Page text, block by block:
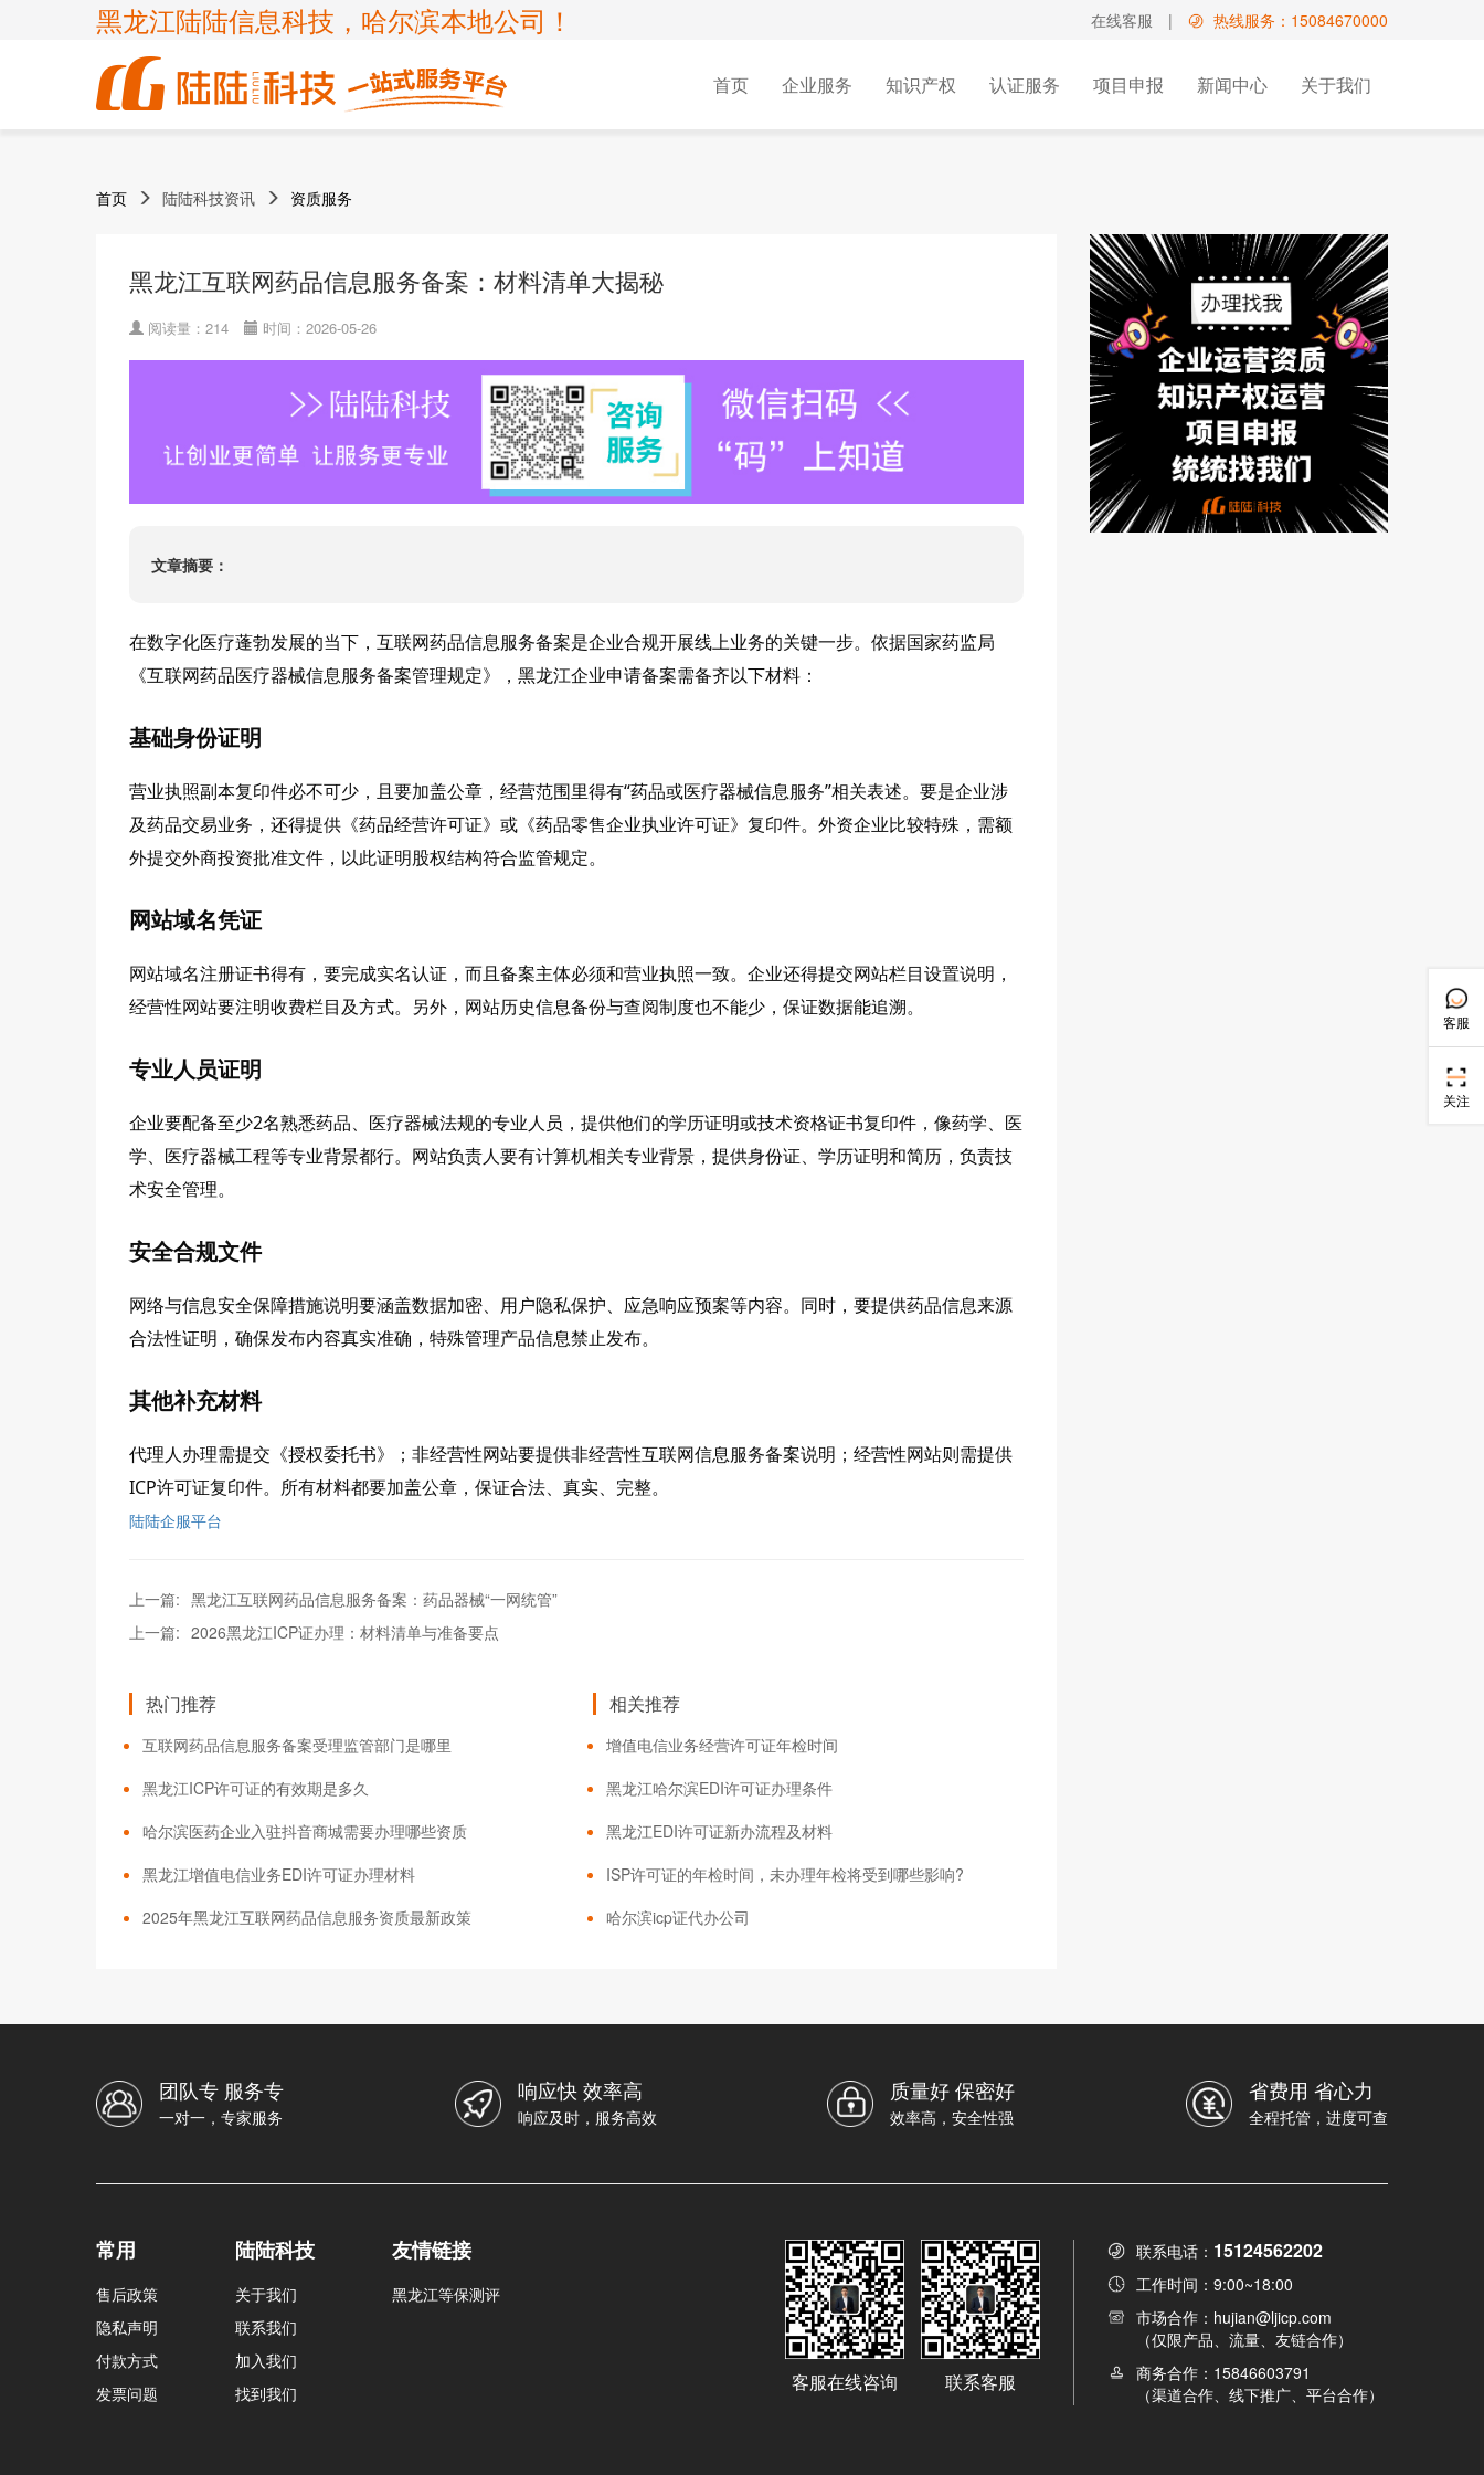
客服
关注
黑龙江陆陆信息科技，哈尔滨本地公司！ 在线客服 | 热线服务：15084670000
首页 企业服务
企业服务
APPLICATION CONDITIONS
呼叫中心业务
外资经营电信业务
数据传送业务
许可证年审
诊所备案
中医诊所备案
文化出版
影视/教育/医疗类
其他
知识产权
知识产权
商标疑难
等保评测报告
软件产品登记
专利购买
集成电路布图设计登记证书
认证服务
认证服务
ISO14001
ISO27001
ISO20000
FSC森林认证
ISO22000
IATF16949
AAA信用认证
信息化建设及服务能力评价
项目申报
项目申报
双软认证咨询
专精特新
科小企评
新闻中心 关于我们
首页 陆陆科技资讯 资质服务
黑龙江互联网药品信息服务备案：材料清单大揭秘
阅读量：214 时间：2026-05-26
文章摘要：
在数字化医疗蓬勃发展的当下，互联网药品信息服务备案是企业合规开展线上业务的关键一步。依据国家药监局
《互联网药品医疗器械信息服务备案管理规定》，黑龙江企业申请备案需备齐以下材料：
基础身份证明
营业执照副本复印件必不可少，且要加盖公章，经营范围里得有“药品或医疗器械信息服务”相关表述。要是企业涉
及药品交易业务，还得提供《药品经营许可证》或《药品零售企业执业许可证》复印件。外资企业比较特殊，需额
外提交外商投资批准文件，以此证明股权结构符合监管规定。
网站域名凭证
网站域名注册证书得有，要完成实名认证，而且备案主体必须和营业执照一致。企业还得提交网站栏目设置说明，
经营性网站要注明收费栏目及方式。另外，网站历史信息备份与查阅制度也不能少，保证数据能追溯。
专业人员证明
企业要配备至少2名熟悉药品、医疗器械法规的专业人员，提供他们的学历证明或技术资格证书复印件，像药学、医
学、医疗器械工程等专业背景都行。网站负责人要有计算机相关专业背景，提供身份证、学历证明和简历，负责技
术安全管理。
安全合规文件
网络与信息安全保障措施说明要涵盖数据加密、用户隐私保护、应急响应预案等内容。同时，要提供药品信息来源
合法性证明，确保发布内容真实准确，特殊管理产品信息禁止发布。
其他补充材料
代理人办理需提交《授权委托书》；非经营性网站要提供非经营性互联网信息服务备案说明；经营性网站则需提供
ICP许可证复印件。所有材料都要加盖公章，保证合法、真实、完整。
陆陆企服平台
上一篇: 黑龙江互联网药品信息服务备案：药品器械“一网统管”
上一篇: 2026黑龙江ICP证办理：材料清单与准备要点
热门推荐
互联网药品信息服务备案受理监管部门是哪里
黑龙江ICP许可证的有效期是多久
哈尔滨医药企业入驻抖音商城需要办理哪些资质
黑龙江增值电信业务EDI许可证办理材料
2025年黑龙江互联网药品信息服务资质最新政策
相关推荐
增值电信业务经营许可证年检时间
黑龙江哈尔滨EDI许可证办理条件
黑龙江EDI许可证新办流程及材料
ISP许可证的年检时间，未办理年检将受到哪些影响?
哈尔滨icp证代办公司
团队专 服务专
一对一，专家服务
响应快 效率高
响应及时，服务高效
质量好 保密好
效率高，安全性强
省费用 省心力
全程托管，进度可查
常用
售后政策
隐私声明
付款方式
发票问题
陆陆科技
关于我们
联系我们
加入我们
找到我们
友情链接
黑龙江等保测评
客服在线咨询 联系客服
联系电话： 15124562202
工作时间：9:00~18:00
市场合作：hujian@ljicp.com
（仅限产品、流量、友链合作）
商务合作：15846603791
（渠道合作、线下推广、平台合作）